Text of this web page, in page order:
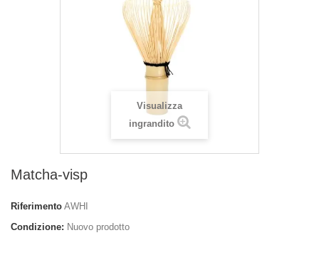
Visualizza
ingrandito
Matcha-visp
Riferimento AWHI
Condizione: Nuovo prodotto